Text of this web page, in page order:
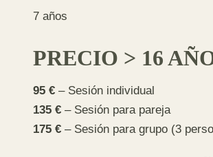
7 años
PRECIO > 16
95 €– Sesión individual
135 €– Sesión para pareja
175 €– Sesión para grupo (3